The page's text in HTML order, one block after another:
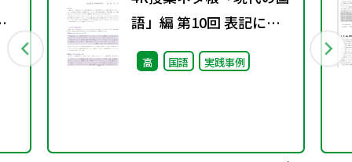
語」編 第10回 表記に着
目した「読むこと」「書
くこと」の指導
高 国語 実践事例